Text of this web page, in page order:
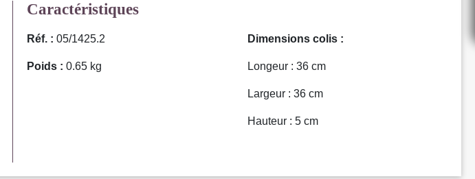
Caractéristiques
Réf. : 05/1425.2
Poids : 0.65 kg
Dimensions colis :
Longeur : 36 cm
Largeur : 36 cm
Hauteur : 5 cm